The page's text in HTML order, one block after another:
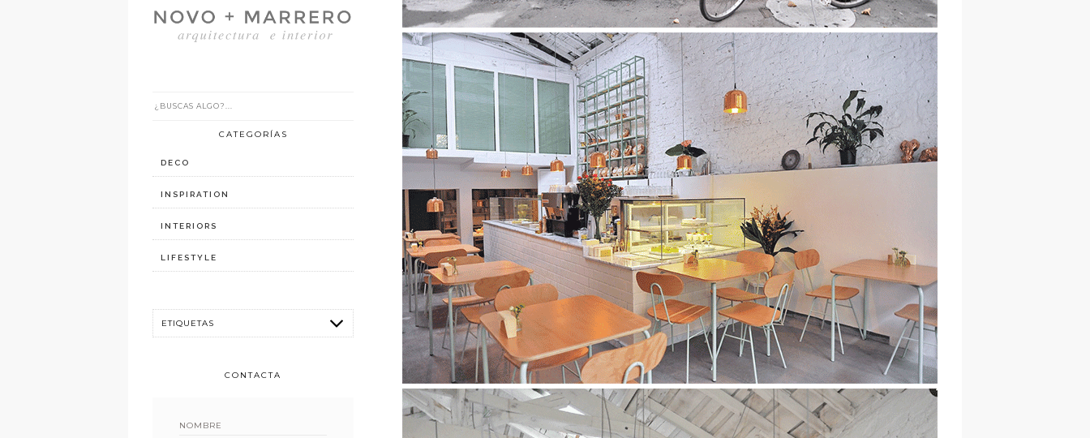
CATEGORÍAS
DECO
INSPIRATION
INTERIORS
LIFESTYLE
CONTACTA